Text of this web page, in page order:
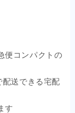
便コンパクトの
送できる宅配
す